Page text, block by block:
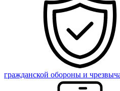
гражданской обороны и